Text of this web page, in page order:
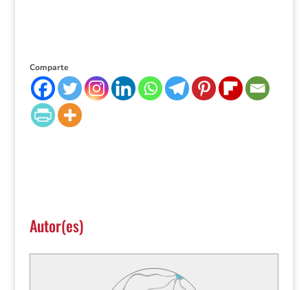
Comparte
Autor(es)